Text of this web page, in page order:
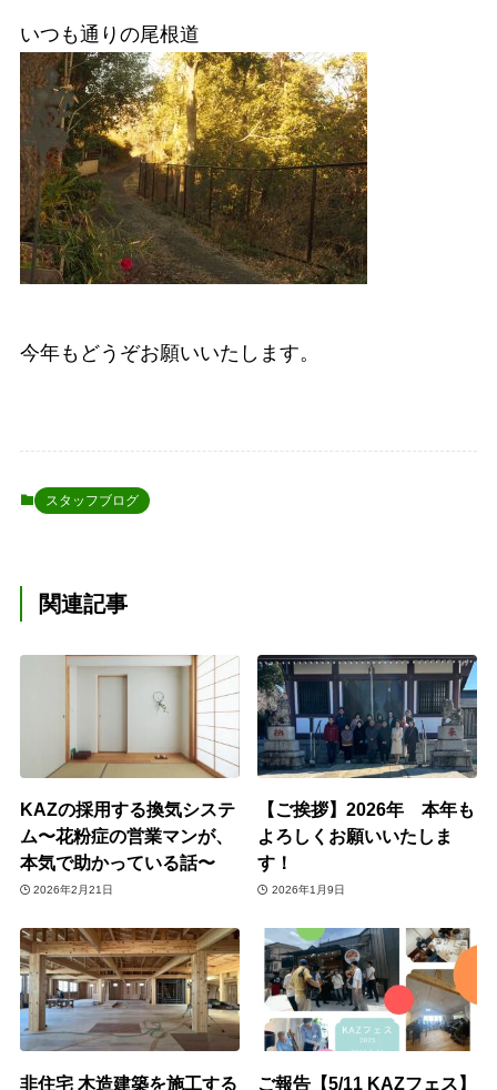
いつも通りの尾根道
今年もどうぞお願いいたします。
スタッフブログ
関連記事
KAZの採用する換気システ
ム〜花粉症の営業マンが、
本気で助かっている話〜
2026年2月21日
【ご挨拶】2026年 本年も
よろしくお願いいたしま
す！
2026年1月9日
非住宅 木造建築を施工する ご報告【5/11 KAZフェス】